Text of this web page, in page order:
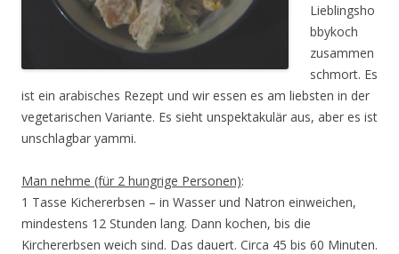
Lieblingsho
bbykoch
zusammen
schmort. Es
ist ein arabisches Rezept und wir essen es am liebsten in der
vegetarischen Variante. Es sieht unspektakulär aus, aber es ist
unschlagbar yammi.
Man nehme (für 2 hungrige Personen):
1 Tasse Kichererbsen – in Wasser und Natron einweichen,
mindestens 12 Stunden lang. Dann kochen, bis die
Kirchererbsen weich sind. Das dauert. Circa 45 bis 60 Minuten.